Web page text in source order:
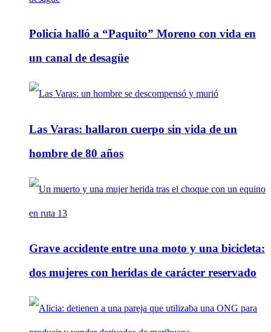
Policía halló a “Paquito” Moreno con vida en
un canal de desagüe
Las Varas: hallaron cuerpo sin vida de un
hombre de 80 años
Grave accidente entre una moto y una bicicleta:
dos mujeres con heridas de carácter reservado